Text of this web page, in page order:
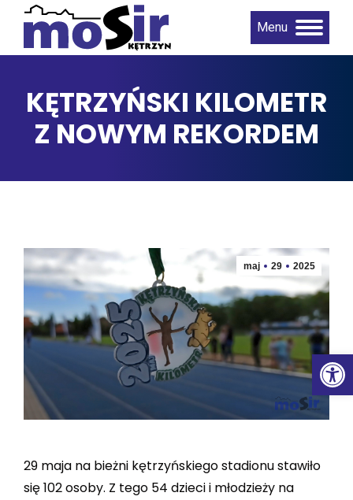
Menu
KĘTRZYŃSKI KILOMETR
Z NOWYM REKORDEM
maj 29 2025
29 maja na bieżni kętrzyńskiego stadionu stawiło
się 102 osoby. Z tego 54 dzieci i młodzieży na